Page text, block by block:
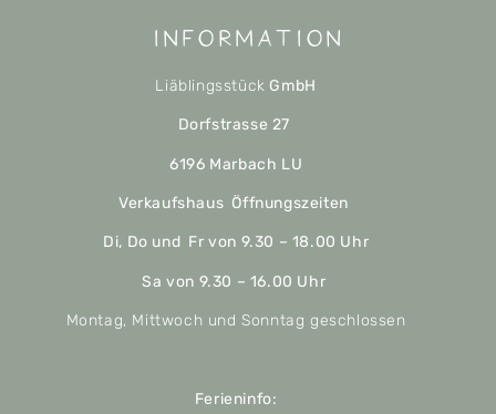
Information
Liäblingsstück GmbH
Dorfstrasse 27
6196 Marbach LU
Verkaufshaus Öffnungszeiten
Di, Do und Fr von 9.30 – 18.00 Uhr
Sa von 9.30 – 16.00 Uhr
Montag, Mittwoch und Sonntag geschlossen
Ferieninfo: